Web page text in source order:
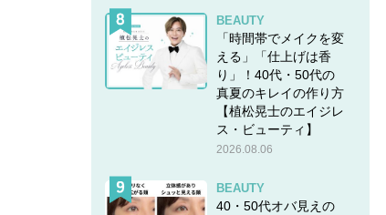
BEAUTY
「時間帯でメイクを変
える」「仕上げは香
り」！40代・50代の
真夏のキレイの作り方
【植松晃士のエイジレ
ス・ビューティ】
2026.08.06
BEAUTY
40・50代オバ見えの